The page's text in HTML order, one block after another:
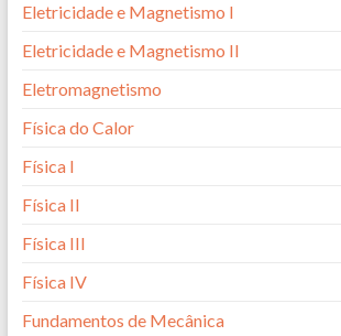
Eletricidade e Magnetismo I
Eletricidade e Magnetismo II
Eletromagnetismo
Física do Calor
Física I
Física II
Física III
Física IV
Fundamentos de Mecânica